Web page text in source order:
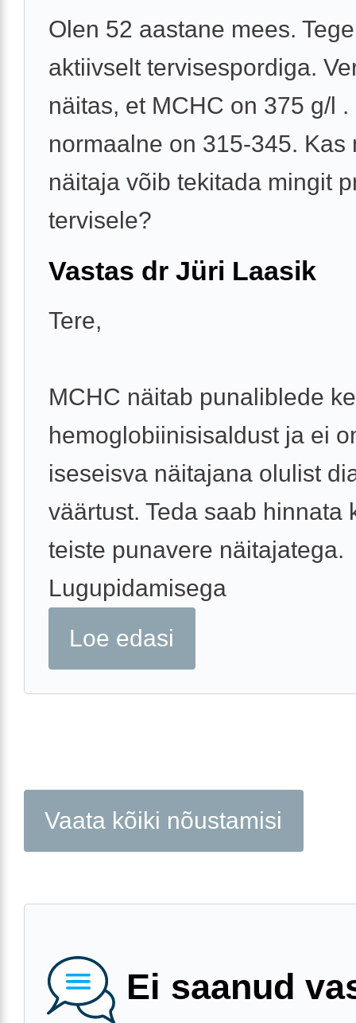
Olen 52 aastane mees.
aktiivselt tervisespordiga.
näitas, et MCHC on 375 g/l .
normaalne on 315-345. Kas
näitaja võib tekitada mingit
tervisele?
Vastas dr Jüri Laasik
Tere,
MCHC näitab punaliblede
hemoglobiinisisaldust ja ei
iseseisva näitajana olulist
väärtust. Teda saab hinnata
teiste punavere näitajatega.
Lugupidamisega
Loe edasi
Vaata kõiki nõustamisi
Ei saanud